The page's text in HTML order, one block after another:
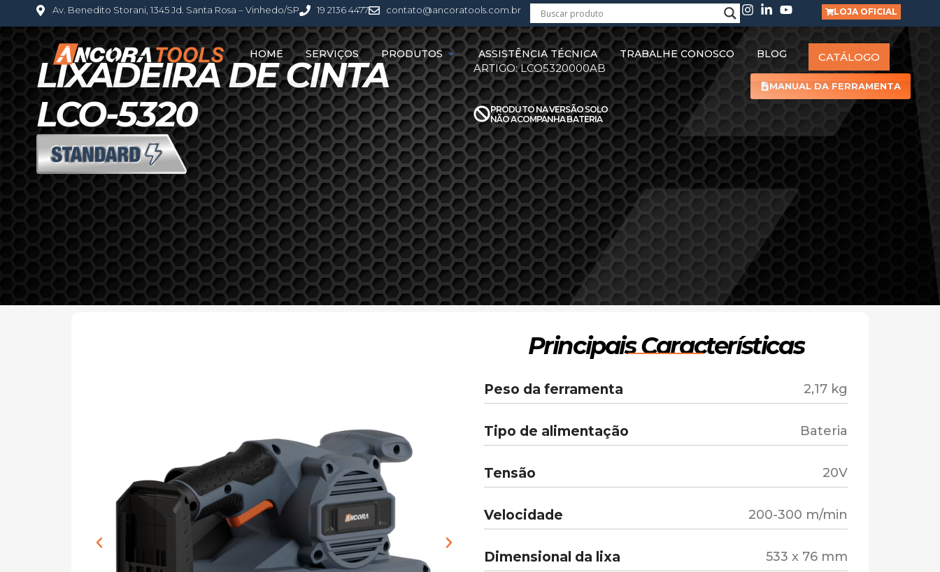
Av. Benedito Storani, 1345 Jd. Santa Rosa – Vinhedo/SP 19 2136 4477 contato@ancoratools.com.br LOJA OFICIAL
HOME SERVIÇOS PRODUTOS ASSISTÊNCIA TÉCNICA TRABALHE CONOSCO BLOG CATÁLOGO
LIXADEIRA DE CINTA
LCO-5320
ARTIGO: LCO5320000AB
MANUAL DA FERRAMENTA
PRODUTO NA VERSÃO SOLO
NÃO ACOMPANHA BATERIA
Principais Características
Peso da ferramenta 2,17 kg
Tipo de alimentação Bateria
Tensão 20V
Velocidade 200-300 m/min
Dimensional da lixa 533 x 76 mm